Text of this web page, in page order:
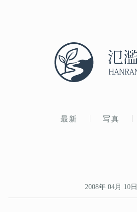
最新 写真
2008年 04月 10日